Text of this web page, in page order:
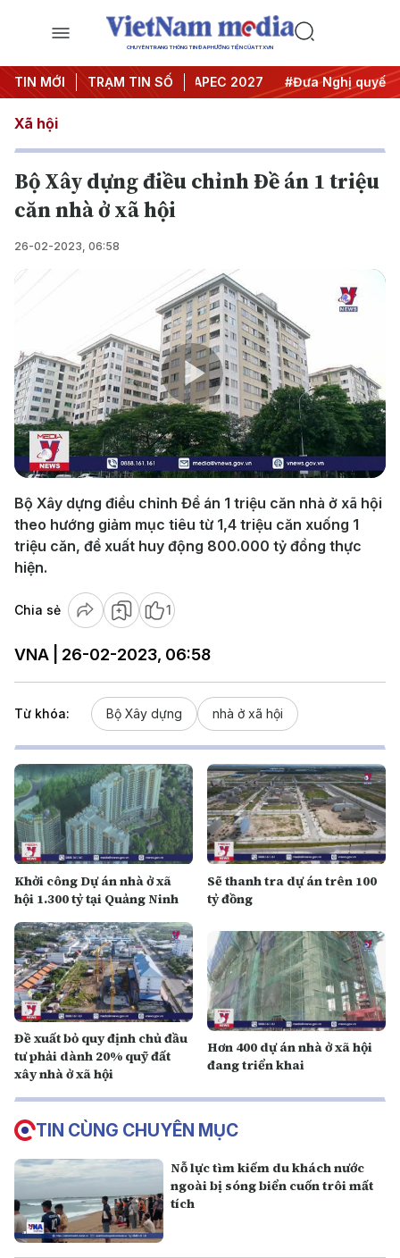
CHUYÊN TRANG THÔNG TIN ĐA PHƯƠNG TIỆN CỦA TTXVN
TIN MỚI TRẠM TIN SỐ
nghị Trung ương 3 #APEC 2027 #Đưa Nghị quyết
Xã hội
Bộ Xây dựng điều chỉnh Đề án 1 triệu
căn nhà ở xã hội
26-02-2023, 06:58
Play
Video
Bộ Xây dựng điều chỉnh Đề án 1 triệu căn nhà ở xã hội
theo hướng giảm mục tiêu từ 1,4 triệu căn xuống 1
triệu căn, đề xuất huy động 800.000 tỷ đồng thực
hiện.
Chia sẻ 1
VNA | 26-02-2023, 06:58
Từ khóa: Bộ Xây dựng nhà ở xã hội
Khởi công Dự án nhà ở xã
hội 1.300 tỷ tại Quảng Ninh
Sẽ thanh tra dự án trên 100
tỷ đồng
Đề xuất bỏ quy định chủ đầu
tư phải dành 20% quỹ đất
xây nhà ở xã hội
Hơn 400 dự án nhà ở xã hội
đang triển khai
TIN CÙNG CHUYÊN MỤC
Nỗ lực tìm kiếm du khách nước
ngoài bị sóng biển cuốn trôi mất
tích